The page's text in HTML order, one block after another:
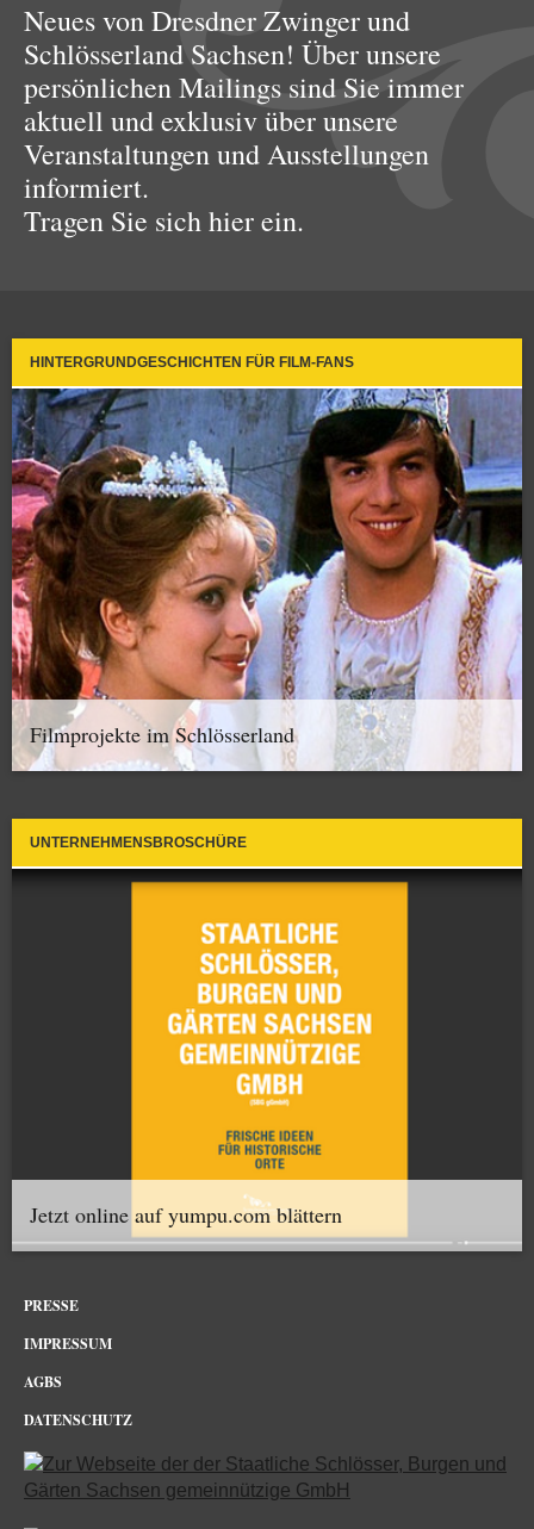
Neues von Dresdner Zwinger und
Schlösserland Sachsen! Über unsere
persönlichen Mailings sind Sie immer
aktuell und exklusiv über unsere
Veranstaltungen und Ausstellungen
informiert.
Tragen Sie sich hier ein.
HINTERGRUNDGESCHICHTEN FÜR FILM-FANS
Filmprojekte im Schlösserland
UNTERNEHMENSBROSCHÜRE
Jetzt online auf yumpu.com blättern
PRESSE
IMPRESSUM
AGBS
DATENSCHUTZ